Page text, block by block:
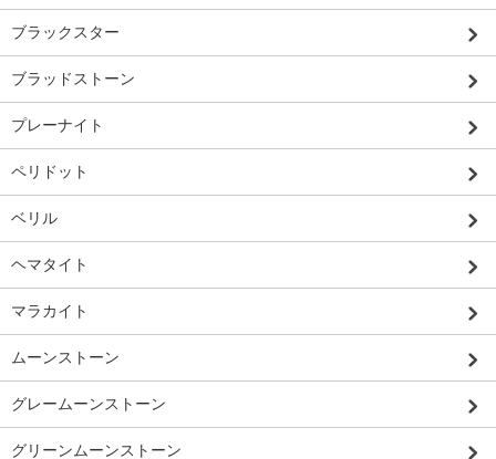
ブラックスター
ブラッドストーン
プレーナイト
ペリドット
ベリル
ヘマタイト
マラカイト
ムーンストーン
グレームーンストーン
グリーンムーンストーン